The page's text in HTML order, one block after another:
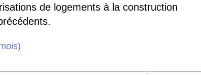
de logements à la construction